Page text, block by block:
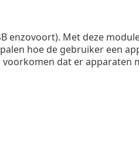
enzovoort). Met deze
hoe de gebruiker een
dat er apparaten